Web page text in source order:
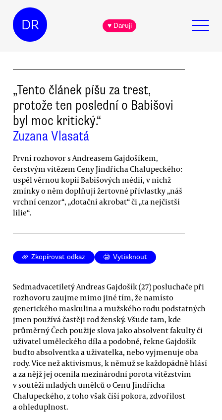
DR ♥ Daruji
„Tento článek píšu za trest,
protože ten poslední o Babišovi
byl moc kritický.“
Zuzana Vlasatá
První rozhovor s Andreasem Gajdošíkem,
čerstvým vítězem Ceny Jindřicha Chalupeckého:
uspěl věrnou kopií Babišových médií, v nichž
zmínky o něm doplňují žertovné přívlastky „náš
vrchní cenzor“, „dotační akrobat“ či „ta nejčistší
lilie“.
Zkopírovat odkaz Vytisknout
Sedmadvacetiletý Andreas Gajdošík (27) posluchače při
rozhovoru zaujme mimo jiné tím, že namísto
generického maskulina a mužského rodu podstatných
jmen používá častěji rod ženský. Všude tam, kde
průměrný Čech použije slova jako absolvent fakulty či
uživatel uměleckého díla a podobně, řekne Gajdošík
buďto absolventka a uživatelka, nebo vyjmenuje oba
rody. Více než aktivismus, k němuž se každopádně hlásí
a za nějž jej ocenila mezinárodní porota vítězstvím
v soutěži mladých umělců o Cenu Jindřicha
Chalupeckého, z toho však číší pokora, zdvořilost
a ohleduplnost.